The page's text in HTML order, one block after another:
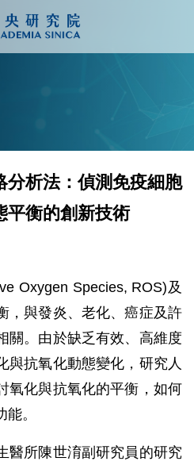
分析法：偵測免疫細胞
平衡的創新技術
Oxygen Species, ROS)及
，與發炎、老化、癌症及許
關。由於缺乏有效、高維度
與抗氧化動態變化，研究人
氧化與抗氧化的平衡，如何
。
醫所陳世淯副研究員的研究